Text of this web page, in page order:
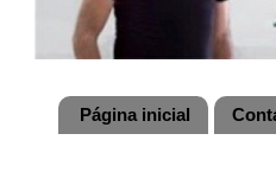
Página inicial